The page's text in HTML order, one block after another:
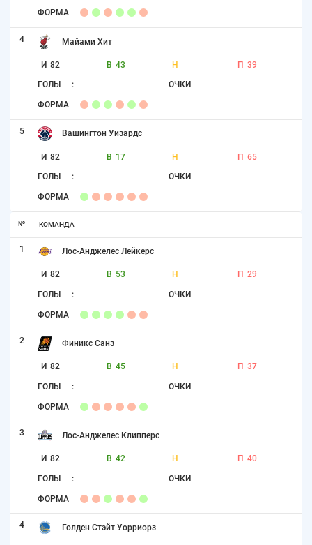
ФОРМА
4 Майами Хит
И 82 В 43 Н П 39
ГОЛЫ : ОЧКИ
ФОРМА
5 Вашингтон Уизардс
И 82 В 17 Н П 65
ГОЛЫ : ОЧКИ
ФОРМА
№ КОМАНДА
1 Лос-Анджелес Лейкерс
И 82 В 53 Н П 29
ГОЛЫ : ОЧКИ
ФОРМА
2 Финикс Санз
И 82 В 45 Н П 37
ГОЛЫ : ОЧКИ
ФОРМА
3 Лос-Анджелес Клипперс
И 82 В 42 Н П 40
ГОЛЫ : ОЧКИ
ФОРМА
4 Голден Стэйт Уорриорз